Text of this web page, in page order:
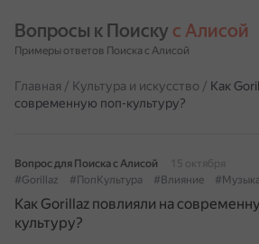
Вопросы к Поиску с Алисой
Примеры ответов Поиска с Алисой
Главная / Культура и искусство / Как
современную поп-культуру?
Вопрос для Поиска с Алисой
15 октября
#Gorillaz
#ПопКультура #Влияние #Музыка
Как Gorillaz повлияли на
культуру?